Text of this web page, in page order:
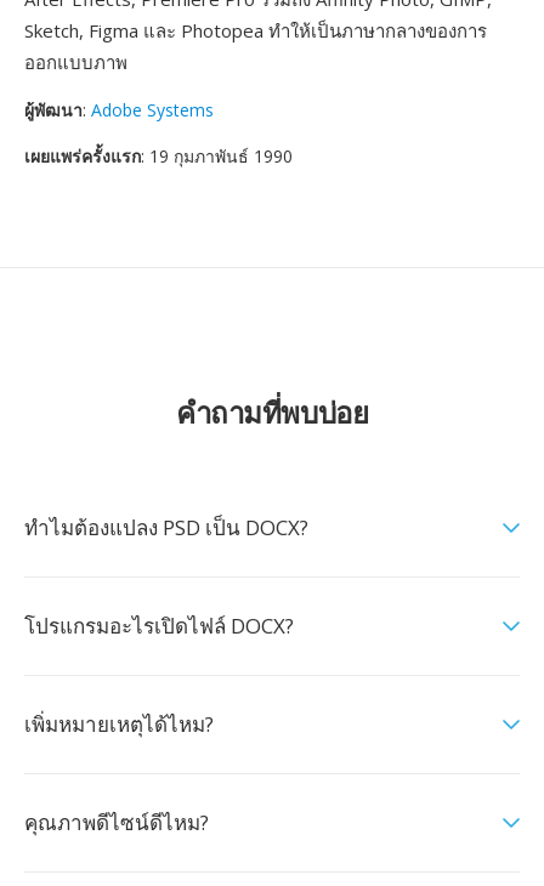
Sketch, Figma และ Photopea ทำให้เป็นภาษากลางของการ
ออกแบบภาพ
ผู้พัฒนา: Adobe Systems
เผยแพร่ครั้งแรก: 19 กุมภาพันธ์ 1990
คำถามที่พบบ่อย
ทำไมต้องแปลง PSD เป็น DOCX?
โปรแกรมอะไรเปิดไฟล์ DOCX?
เพิ่มหมายเหตุได้ไหม?
คุณภาพดีไซน์ดีไหม?